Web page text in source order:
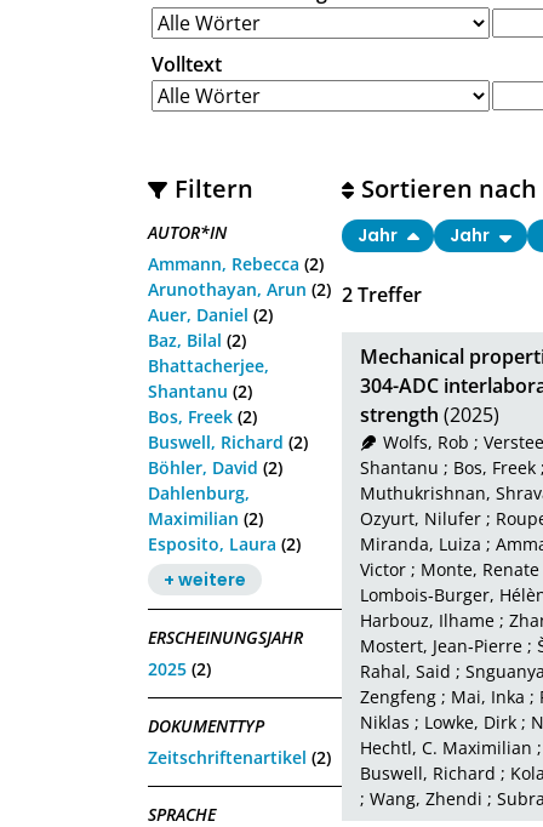
Volltext
Filtern
AUTOR*IN
Ammann, Rebecca (2)
Arunothayan, Arun (2)
Auer, Daniel (2)
Baz, Bilal (2)
Bhattacherjee,
Shantanu (2)
Bos, Freek (2)
Buswell, Richard (2)
Böhler, David (2)
Dahlenburg,
Maximilian (2)
Esposito, Laura (2)
+ weitere
ERSCHEINUNGSJAHR
2025 (2)
DOKUMENTTYP
Zeitschriftenartikel (2)
SPRACHE
2Treffer
Sortieren nach
Jahr Jahr
Mechanical
304-ADC
strength (2025)
Wolfs, Rob ;
Shantanu ; Bos, Freek
Muthukrishnan,
Ozyurt, Nilufer ;
Miranda, Luiza ;
Victor ; Monte, Renate
Lombois‑Burger,
Harbouz, Ilhame ;
Mostert, Jean‑Pierre ;
Rahal, Said ;
Zengfeng ; Mai, Inka ;
Niklas ; Lowke, Dirk ;
Hechtl, C. Maximilian
Buswell, Richard ;
; Wang, Zhendi ;